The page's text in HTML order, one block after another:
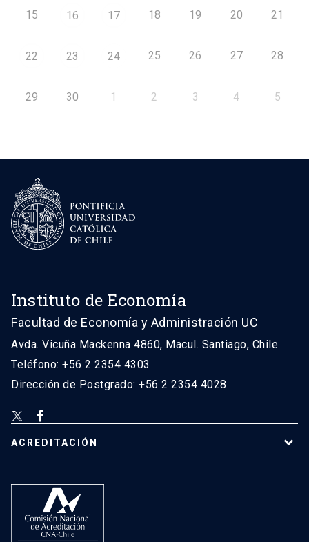
15 16 17 18 19 20 21
22 23 24 25 26 27 28
29 30 1 2 3 4 5
Instituto de Economía
Facultad de Economía y Administración UC
Avda. Vicuña Mackenna 4860, Macul. Santiago, Chile
Teléfono: +56 2 2354 4303
Dirección de Postgrado: +56 2 2354 4028
ACREDITACIÓN